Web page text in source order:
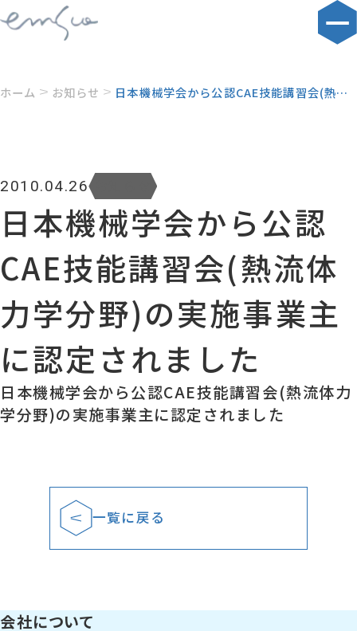
ホーム お知らせ 日本機械学会から公認CAE技能講習会(熱流体力学分野)の実施事業主に認定されました
2010.04.26
日本機械学会から公認
CAE技能講習会(熱流体
力学分野)の実施事業主
に認定されました
日本機械学会から公認CAE技能講習会(熱流体力
学分野)の実施事業主に認定されました
一覧に戻る
会社について